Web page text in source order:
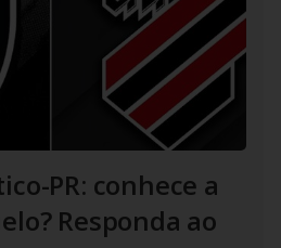
PR: conhece a
Responda ao